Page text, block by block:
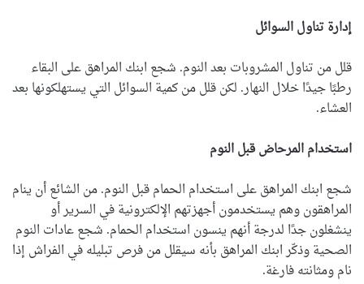
إدارة تناول السوائل
قلل من تناول المشروبات بعد النوم. شجع ابنك المراهق على البقاء
رطبًا جيدًا خلال النهار. لكن قلل من كمية السوائل التي يستهلكونها بعد
العشاء.
استخدام المرحاض قبل النوم
شجع ابنك المراهق على استخدام الحمام قبل النوم. من الشائع أن ينام
المراهقون وهم يستخدمون أجهزتهم الإلكترونية في السرير أو
ينشغلون جدًا لدرجة أنهم ينسون استخدام الحمام. شجع عادات النوم
الصحية وذكّر ابنك المراهق بأنه سيقلل من فرص تبليله في الفراش إذا
نام ومثانته فارغة.